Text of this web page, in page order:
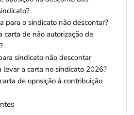
para o sindicato não descontar?
carta de não autorização de
sindicato não descontar
levar a carta no sindicato 2026?
de oposição à contribuição